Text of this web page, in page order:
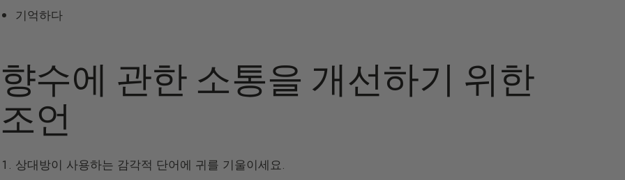
기억하다
향수에 관한 소통을 개선하기 위한
조언
상대방이 사용하는 감각적 단어에 귀를 기울이세요.